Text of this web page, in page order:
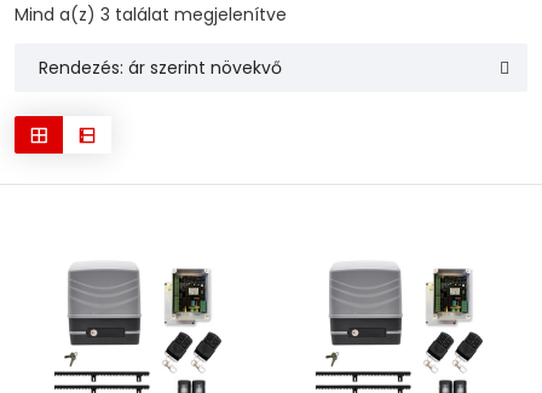
Mind a(z) 3 találat megjelenítve